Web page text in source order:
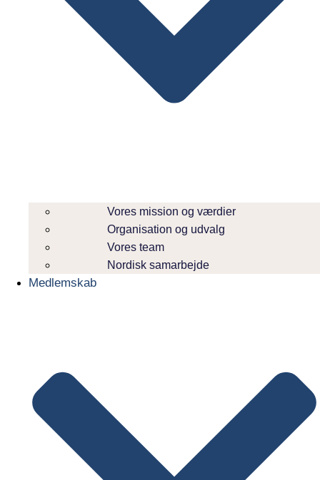
Vores mission og værdier
Organisation og udvalg
Vores team
Nordisk samarbejde
Medlemskab